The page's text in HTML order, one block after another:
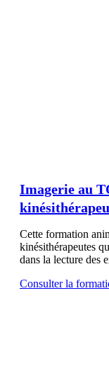
Imagerie au
Cette formation
kinésithérapeutes
dans la lecture des
Consulter la